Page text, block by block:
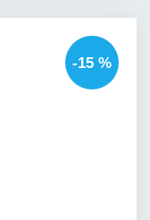
-15 %